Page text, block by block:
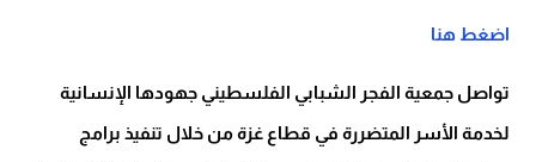
اضغط هنا
تواصل جمعية الفجر الشبابي الفلسطيني جهودها الإنسانية
لخدمة الأسر المتضررة في قطاع غزة من خلال تنفيذ برامج